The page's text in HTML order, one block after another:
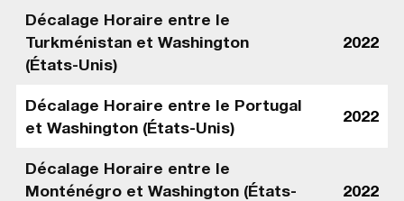
Décalage Horaire entre le
Turkménistan et Washington
(États-Unis)
2022
Décalage Horaire entre le Portugal
et Washington (États-Unis)
2022
Décalage Horaire entre le
Monténégro et Washington (États-
2022